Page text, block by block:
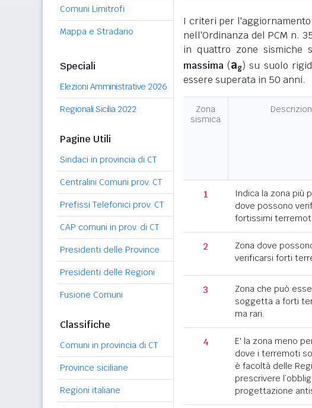
Comuni Limitrofi
Mappa e Stradario
Speciali
Elezioni Amministrative 2026
Regionali Sicilia 2022
Pagine Utili
Sindaci in provincia di CT
Centralini Comuni prov. CT
Prefissi Telefonici prov. CT
CAP comuni in prov. di CT
Presidenti delle Province
Presidenti delle Regioni
Fusione Comuni
Classifiche
Comuni in provincia di CT
Province siciliane
Regioni italiane
I criteri per
nell'Ordinanza del PCM n.
in quattro zone sismiche
massima (ag) su suolo
essere superata in 50 anni.
Zona
sismica
1
Indica la zona più
dove possono
fortissimi
2
Zona dove
verificarsi forti
3
Zona che può
soggetta a forti
ma rari.
4
E' la zona meno
dove i terremoti
è facoltà delle
prescrivere
progettazione